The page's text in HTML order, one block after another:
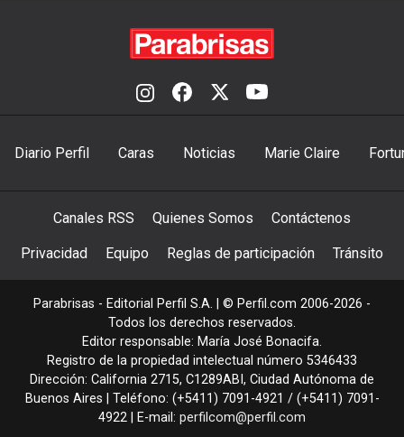
Diario Perfil Caras Noticias Marie Claire
Canales RSS Quienes Somos Contáctenos
Privacidad Equipo Reglas de participación Tránsito
Parabrisas - Editorial Perfil S.A. | © Perfil.com 2006-2026 -
Todos los derechos reservados.
Editor responsable: María José Bonacifa.
Registro de la propiedad intelectual número 5346433
Dirección: California 2715, C1289ABI , Ciudad Autónoma de
Buenos Aires | Teléfono: (+5411) 7091-4921 / (+5411) 7091-
4922 | E-mail: perfilcom@perfil.com